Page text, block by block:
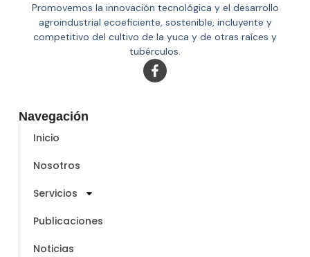
Promovemos la innovación tecnológica y el desarrollo
agroindustrial ecoeficiente, sostenible, incluyente y
competitivo del cultivo de la yuca y de otras raíces y
tubérculos.
Navegación
Inicio
Nosotros
Servicios
Publicaciones
Noticias